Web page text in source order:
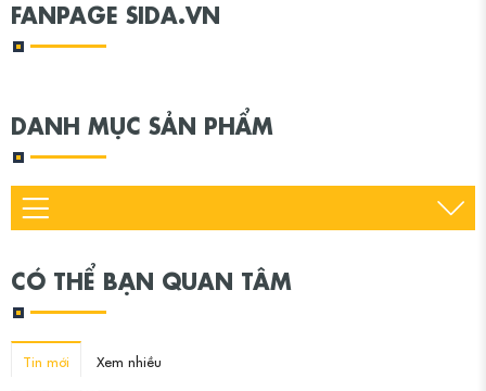
FANPAGE SIDA.VN
DANH MỤC SẢN PHẨM
CÓ THỂ BẠN QUAN TÂM
Tin mới Xem nhiều